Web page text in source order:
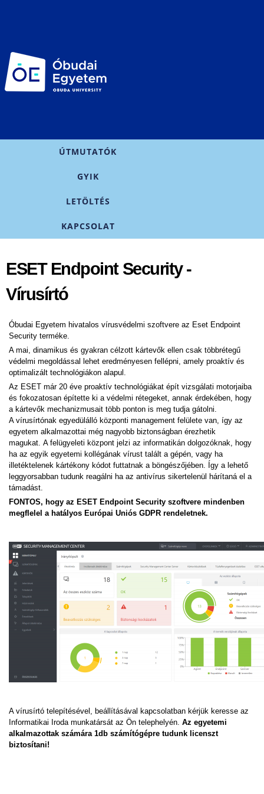
ÚTMUTATÓK
GYIK
LETÖLTÉS
KAPCSOLAT
ESET Endpoint Security -
Vírusírtó
Óbudai Egyetem hivatalos vírusvédelmi szoftvere az Eset Endpoint
Security terméke.
A mai, dinamikus és gyakran célzott kártevők ellen csak többrétegű
védelmi megoldással lehet eredményesen fellépni, amely proaktív és
optimalizált technológiákon alapul.
Az ESET már 20 éve proaktív technológiákat épít vizsgálati motorjaiba
és fokozatosan építette ki a védelmi rétegeket, annak érdekében, hogy
a kártevők mechanizmusait több ponton is meg tudja gátolni.
A vírusírtónak egyedülálló központi management felülete van, így az
egyetem alkalmazottai még nagyobb biztonságban érezhetik
magukat. A felügyeleti központ jelzi az informatikán dolgozóknak, hogy
ha az egyik egyetemi kollégának vírust talált a gépén, vagy ha
illetéktelenek kártékony kódot futtatnak a böngészőjében. Így a lehető
leggyorsabban tudunk reagálni ha az antivírus sikertelenül hárítaná el a
támadást.
FONTOS, hogy az ESET Endpoint Security szoftvere mindenben
megflelel a hatályos Európai Uniós GDPR rendeletnek.
A vírusírtó telepítésével, beállításával kapcsolatban kérjük keresse az
Informatikai Iroda munkatársát az Ön telephelyén. Az egyetemi
alkalmazottak számára 1db számítógépre tudunk licenszt
biztosítani!